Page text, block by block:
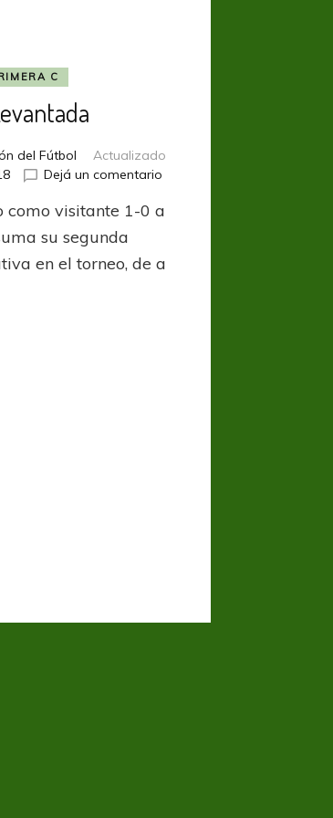
C
del Fútbol
Actualizado
Dejá un comentarioen
Levantada
como visitante 1-0 a
su segunda
en el torneo, de a